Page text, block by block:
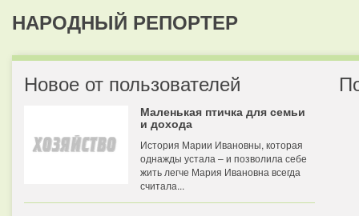
НАРОДНЫЙ РЕПОРТЕР
Новое от пользователей
Маленькая птичка для семьи
и дохода
История Марии Ивановны, которая
однажды устала – и позволила себе
жить легче Мария Ивановна всегда
считала...